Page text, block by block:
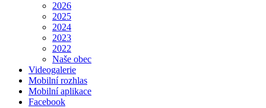
2026
2025
2024
2023
2022
Naše obec
Videogalerie
Mobilní rozhlas
Mobilní aplikace
Facebook